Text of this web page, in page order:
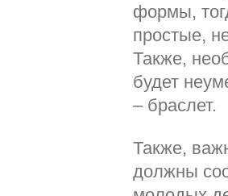
формы,
простые,
Также,
будет
– браслет.
Также,
должны